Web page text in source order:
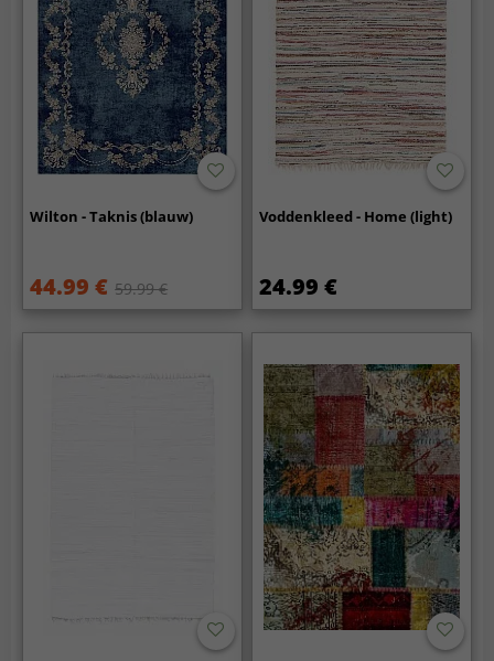
Wilton - Taknis (blauw)
44.99 € 59.99 €
Voddenkleed - Home (light)
24.99 €